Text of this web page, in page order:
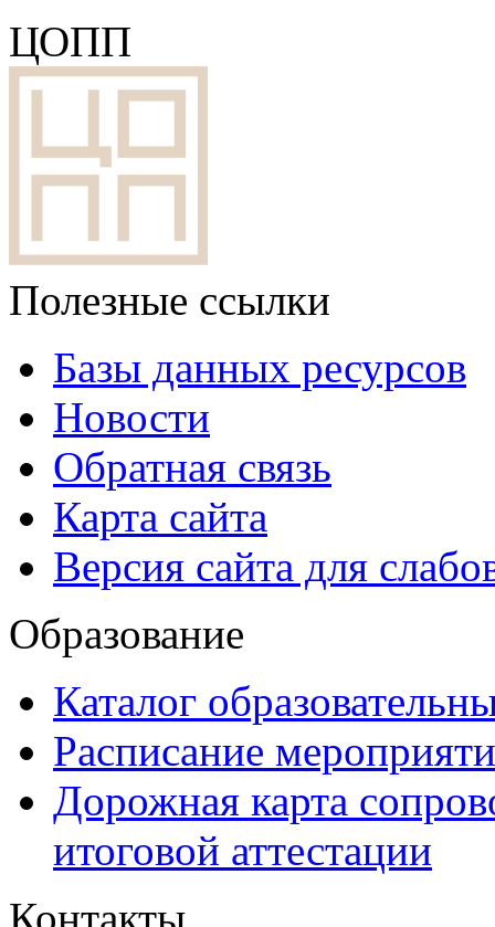
ЦОПП
Полезные ссылки
Базы данных ресурсов
Новости
Обратная связь
Карта сайта
Версия сайта для
Образование
Каталог
Расписание
Дорожная карта
итоговой аттестации